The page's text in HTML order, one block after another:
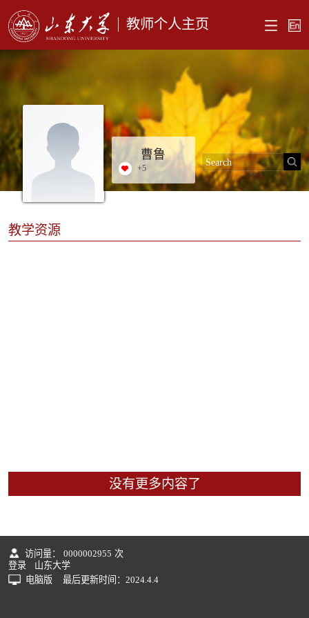
教师个人主页
曹鲁
+5
教学资源
没有更多内容了
访问量： 0000002955 次
登录
山东大学
电脑版
最后更新时间： 2024. 4. 4